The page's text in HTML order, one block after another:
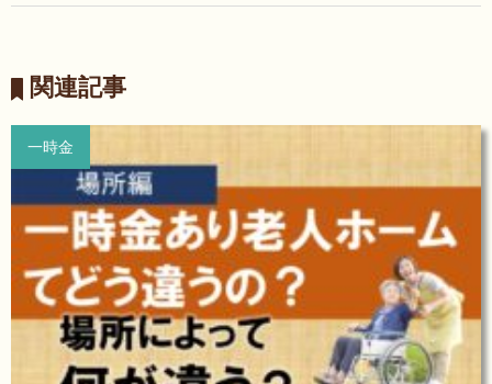
ー
シ
ョ
ン
関連記事
一時金